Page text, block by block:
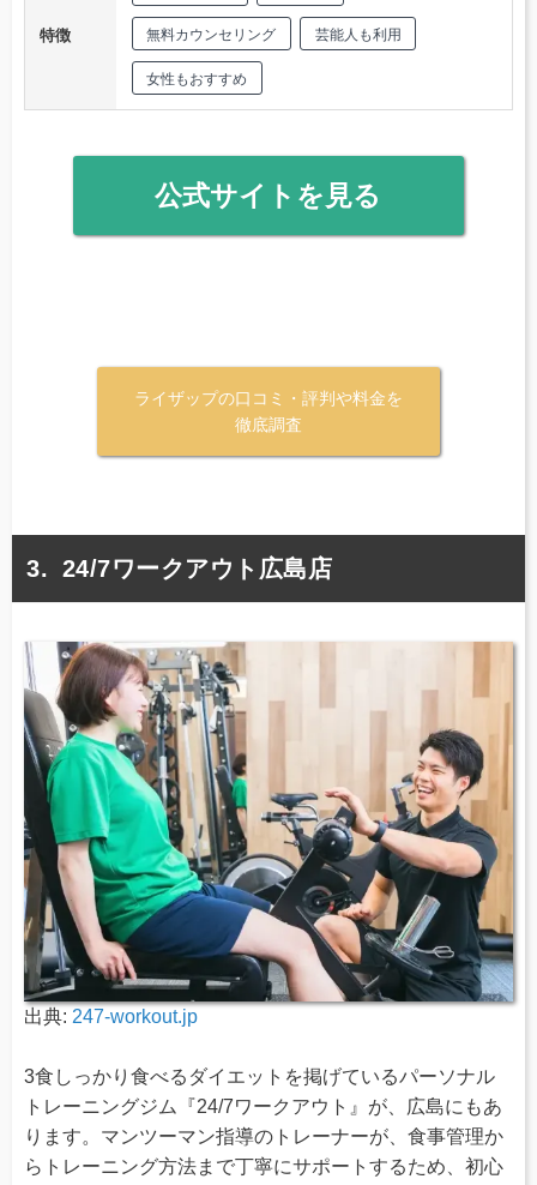
特徴 無料カウンセリング 芸能人も利用
女性もおすすめ
公式サイトを見る
ライザップの口コミ・評判や料金を
徹底調査
24/7ワークアウト広島店
出典: 247-workout.jp
3食しっかり食べるダイエットを掲げているパーソナル
トレーニングジム『24/7ワークアウト』が、広島にもあ
ります。マンツーマン指導のトレーナーが、食事管理か
らトレーニング方法まで丁寧にサポートするため、初心